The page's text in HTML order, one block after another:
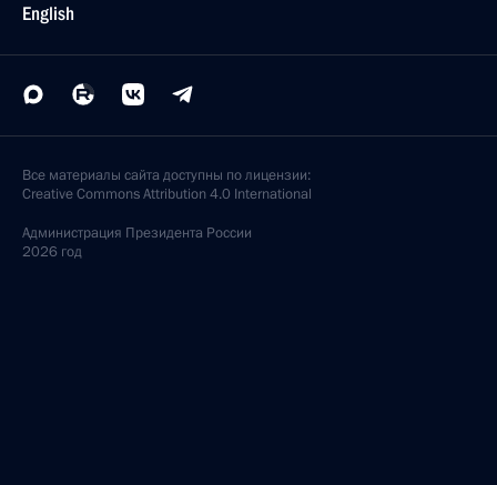
English
Все материалы сайта доступны по лицензии:
Creative Commons Attribution 4.0 International
Администрация Президента России
2026 год